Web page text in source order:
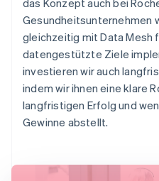
Gesundheitsunternehmen
gleichzeitig mit Data Mesh
datengestützte Ziele
investieren wir auch
indem wir ihnen eine klare
langfristigen Erfolg und
Gewinne abstellt.